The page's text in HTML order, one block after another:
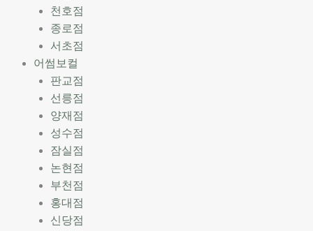
천호점
종로점
서초점
어썸보컬
판교점
선릉점
양재점
성수점
잠실점
논현점
부천점
홍대점
신당점